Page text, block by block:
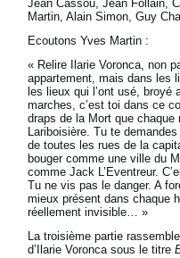
Jean Cassou, Jean Follain,
Martin, Alain Simon, Guy
Ecoutons Yves Martin :
« Relire Ilarie Voronca, non
appartement, mais dans les
les lieux qui l’ont usé, broyé
marches, c’est toi dans ce
draps de la Mort que chaque
Lariboisière. Tu te
de toutes les rues de la
bouger comme une ville du
comme Jack L’Eventreur.
Tu ne vis pas le danger. A
mieux présent dans chaque
réellement invisible… »
La troisième partie
d’Ilarie Voronca sous le titre